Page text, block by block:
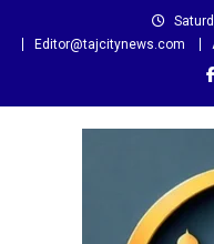
Editor@tajcitynews.com